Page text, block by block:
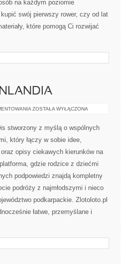
na każdym poziomie
swój pierwszy rower, czy od lat
które pomogą Ci rozwijać
PORADNIK
FINLANDIA
ZOSTAŁA WYŁĄCZONA
stworzony z myślą o wspólnych
który łączy w sobie idee,
opisy ciekawych kierunków na
gdzie rodzice z dziećmi
podpowiedzi znajdą kompletny
podróży z najmłodszymi i nieco
podkarpackie. Zlotoloto.pl
łatwe, przemyślane i